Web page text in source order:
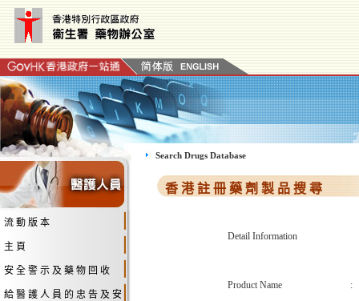
流 動 版 本
主 頁
安 全 警 示 及 藥 物 回 收
給 醫 護 人 員 的 忠 告 及 安
Search Drugs Database
香 港 註 冊 藥 劑 製 品 搜 尋
Detail Information
Product Name :